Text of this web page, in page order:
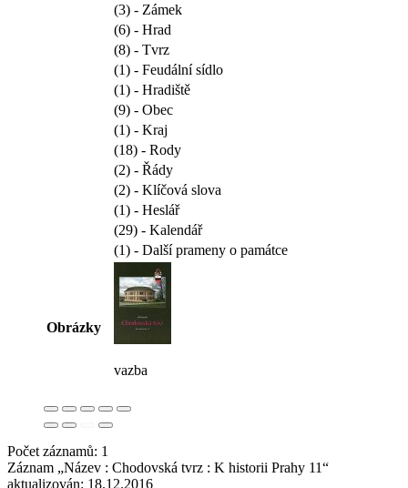
(3) - Zámek
(6) - Hrad
(8) - Tvrz
(1) - Feudální sídlo
(1) - Hradiště
(9) - Obec
(1) - Kraj
(18) - Rody
(2) - Řády
(2) - Klíčová slova
(1) - Heslář
(29) - Kalendář
(1) - Další prameny o památce
Obrázky
vazba
Počet záznamů: 1
Záznam „Název : Chodovská tvrz : K historii Prahy 11“
aktualizován: 18.12.2016